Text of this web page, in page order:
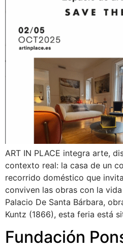
ART IN PLACE integra arte,
contexto real: la casa de un
recorrido doméstico que
conviven las obras con la
Palacio De Santa Bárbara,
Kuntz (1866), esta feria está
Fundación